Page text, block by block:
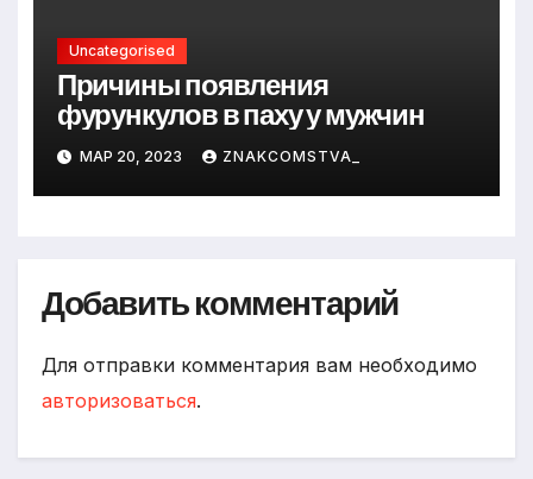
Uncategorised
Причины появления
фурункулов в паху у мужчин
МАР 20, 2023 ZNAKCOMSTVA_
Добавить комментарий
Для отправки комментария вам необходимо
авторизоваться.